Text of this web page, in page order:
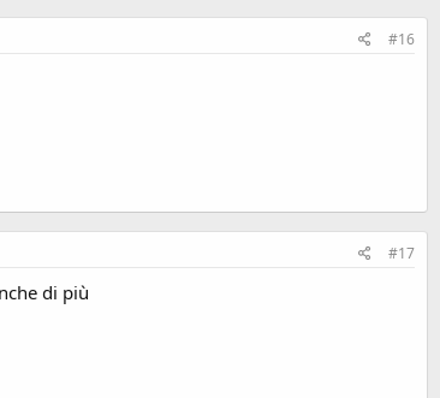
#16
#17
di più